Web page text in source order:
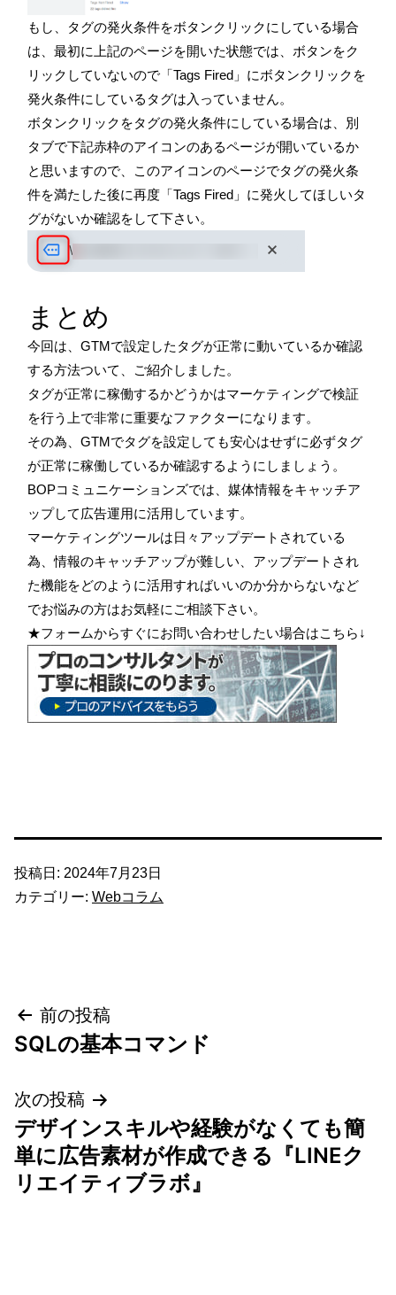
もし、タグの発火条件をボタンクリックにしている場合
は、最初に上記のページを開いた状態では、ボタンをク
リックしていないので「Tags Fired」にボタンクリックを
発火条件にしているタグは入っていません。
ボタンクリックをタグの発火条件にしている場合は、別
タブで下記赤枠のアイコンのあるページが開いているか
と思いますので、このアイコンのページでタグの発火条
件を満たした後に再度「Tags Fired」に発火してほしいタ
グがないか確認をして下さい。
まとめ
今回は、GTMで設定したタグが正常に動いているか確認
する方法ついて、ご紹介しました。
タグが正常に稼働するかどうかはマーケティングで検証
を行う上で非常に重要なファクターになります。
その為、GTMでタグを設定しても安心はせずに必ずタグ
が正常に稼働しているか確認するようにしましょう。
BOPコミュニケーションズでは、媒体情報をキャッチア
ップして広告運用に活用しています。
マーケティングツールは日々アップデートされている
為、情報のキャッチアップが難しい、アップデートされ
た機能をどのように活用すればいいのか分からないなど
でお悩みの方はお気軽にご相談下さい。
★フォームからすぐにお問い合わせしたい場合はこちら↓
投稿日: 2024年7月23日
カテゴリー: Webコラム
投
稿
ナ
ビ
ゲ
前の投稿
SQLの基本コマンド
次の投稿
デザインスキルや経験がなくても簡
単に広告素材が作成できる『LINEク
リエイティブラボ』